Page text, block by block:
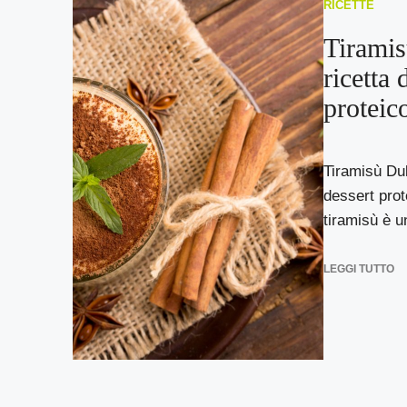
RICETTE
ricetta
Tiramisù
dessert
tiramisù è
LEGGI TUTTO